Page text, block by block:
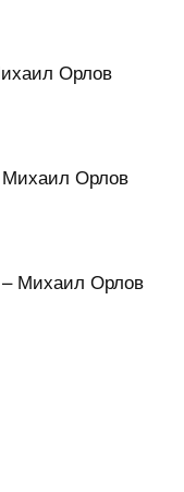
Орлов
Орлов
Михаил Орлов